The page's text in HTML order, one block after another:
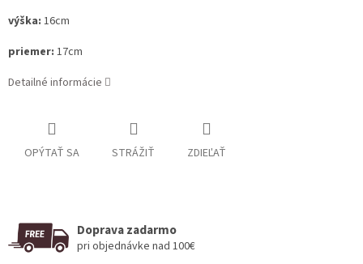
výška: 16cm
priemer: 17cm
Detailné informácie
OPÝTAŤ SA STRÁŽIŤ ZDIEĽAŤ
Doprava zadarmo
pri objednávke nad 100€